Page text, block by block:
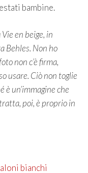
bambine.
en beige, in
Behles. Non ho
non c’è firma,
usare. Ciò non toglie
è un’immagine che
poi, è proprio in
bianchi